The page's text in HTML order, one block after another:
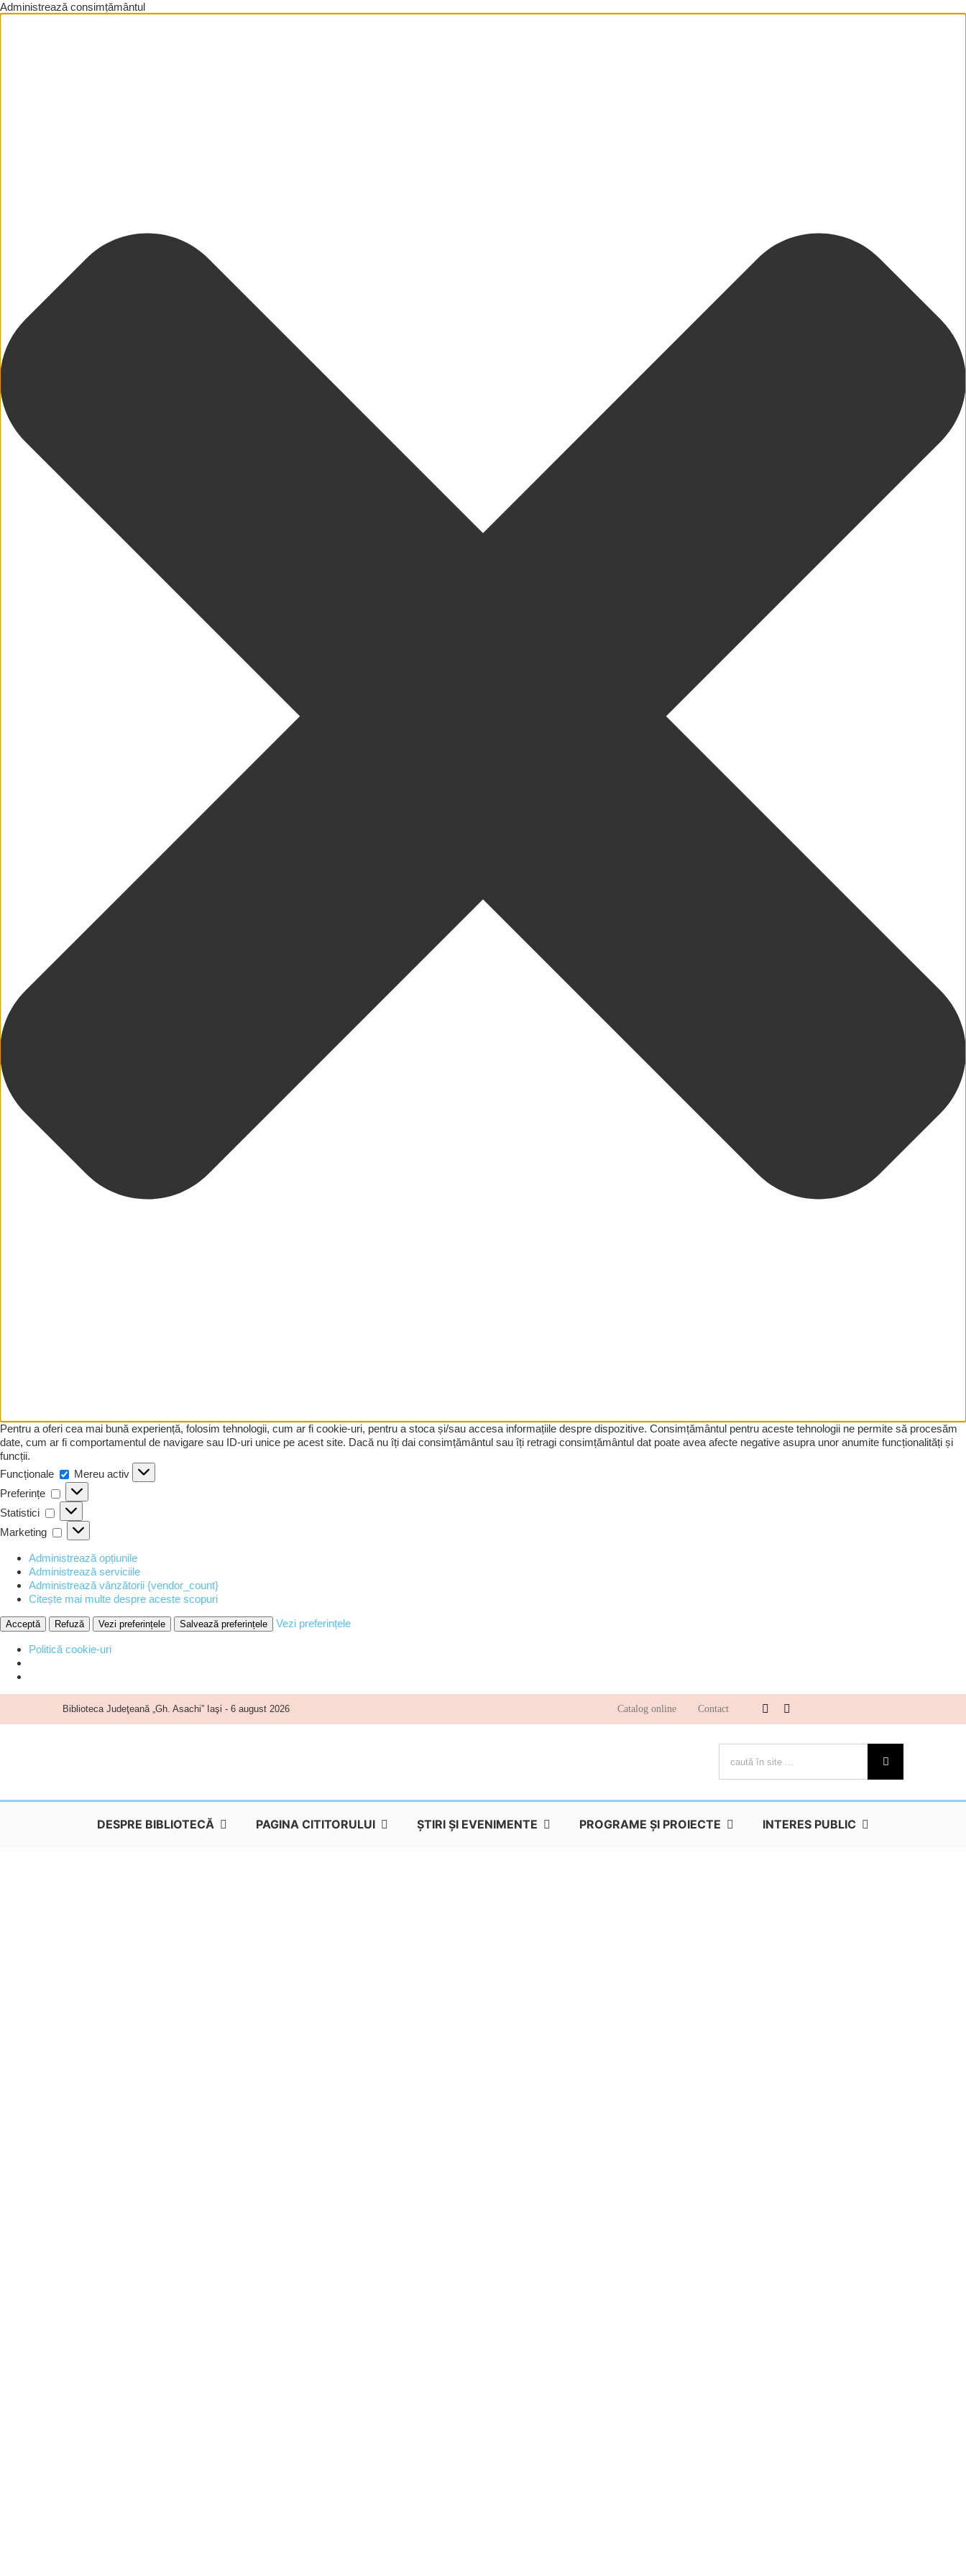
Administrează consimțământul
Pentru a oferi cea mai bună experiență, folosim tehnologii, cum ar fi cookie-uri, pentru a stoca și/sau accesa informațiile despre dispozitive. Consimțământul pentru aceste tehnologii ne permite să procesăm
date, cum ar fi comportamentul de navigare sau ID-uri unice pe acest site. Dacă nu îți dai consimțământul sau îți retragi consimțământul dat poate avea afecte negative asupra unor anumite funcționalități și
funcții.
Funcționale
Funcționale
Mereu activ
Preferințe
Preferințe
Statistici
Statistici
Marketing
Marketing
Administrează opțiunile
Administrează serviciile
Administrează vânzătorii {vendor_count}
Citește mai multe despre aceste scopuri
Acceptă Refuză Vezi preferințele Salvează preferințele Vezi preferințele
Politică cookie-uri
content
Biblioteca Judeţeană „Gh. Asachi” Iaşi - 6 august 2026 Catalog online Contact
DESPRE BIBLIOTECĂ PAGINA CITITORULUI ŞTIRI ŞI EVENIMENTE PROGRAME ŞI PROIECTE INTERES PUBLIC